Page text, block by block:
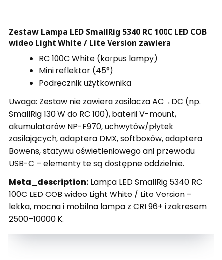
Zestaw Lampa LED SmallRig 5340 RC 100C LED COB
wideo Light White / Lite Version zawiera
RC 100C White (korpus lampy)
Mini reflektor (45°)
Podręcznik użytkownika
Uwaga: Zestaw nie zawiera zasilacza AC→DC (np.
SmallRig 130 W do RC 100), baterii V-mount,
akumulatorów NP-F970, uchwytów/płytek
zasilających, adaptera DMX, softboxów, adaptera
Bowens, statywu oświetleniowego ani przewodu
USB-C – elementy te są dostępne oddzielnie.
Meta_description: Lampa LED SmallRig 5340 RC
100C LED COB wideo Light White / Lite Version –
lekka, mocna i mobilna lampa z CRI 96+ i zakresem
2500–10000 K.